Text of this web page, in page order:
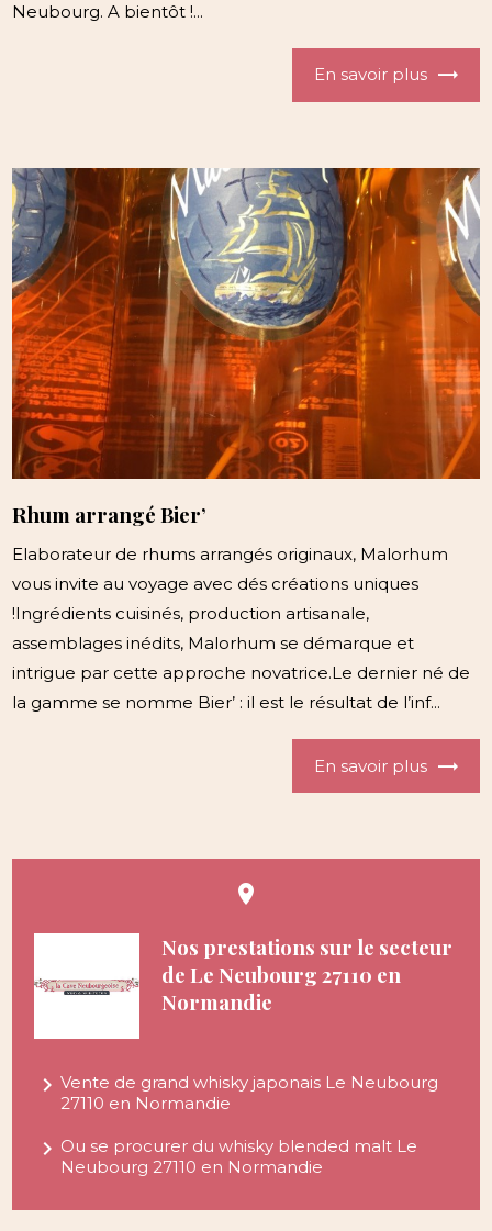
Neubourg. A bientôt !...
En savoir plus
Rhum arrangé Bier’
Elaborateur de rhums arrangés originaux, Malorhum
vous invite au voyage avec dés créations uniques
!Ingrédients cuisinés, production artisanale,
assemblages inédits, Malorhum se démarque et
intrigue par cette approche novatrice.Le dernier né de
la gamme se nomme Bier’ : il est le résultat de l’inf...
En savoir plus
place
Nos prestations sur le secteur
de Le Neubourg 27110 en
Normandie
navigate_nextVente de grand whisky japonais Le Neubourg
27110 en Normandie
navigate_next Ou se procurer du whisky blended malt Le
Neubourg 27110 en Normandie